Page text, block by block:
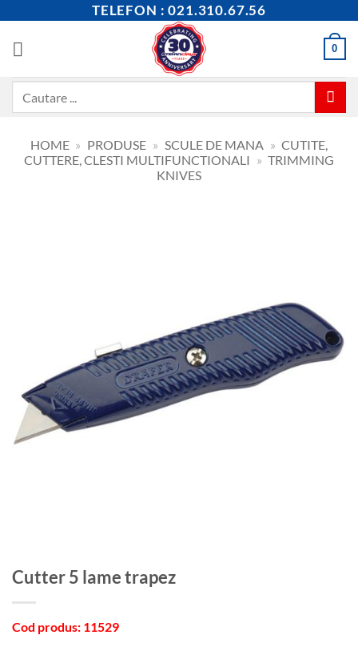
content
TELEFON : 021.310.67.56
0
HOME » PRODUSE » SCULE DE MANA » CUTITE,
CUTTERE, CLESTI MULTIFUNCTIONALI » TRIMMING
KNIVES
Cutter 5 lame trapez
Cod produs: 11529